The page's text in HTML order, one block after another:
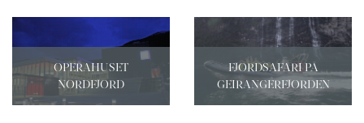
OPERAHUSET
NORDFJORD
FJORDSAFARI PÅ
GEIRANGERFJORDEN